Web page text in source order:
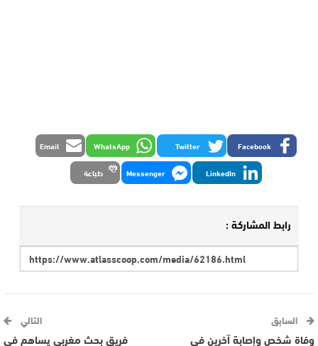
Facebook
Twitter
WhatsApp
Email
LinkedIn
Messenger طباعة
رابط المشاركة :
السابق
وفاة شخص وإصابة آخرين في
التالي
فريق بحث مغربي يساهم في